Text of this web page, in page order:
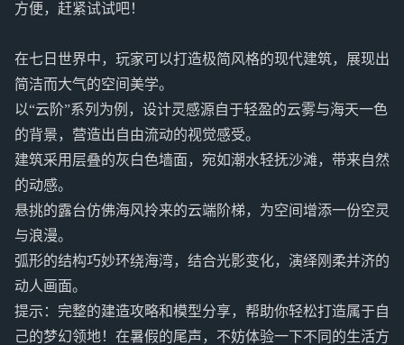
方便，赶紧试试吧！
在七日世界中，玩家可以打造极简风格的现代建筑，展现出
简洁而大气的空间美学。
以“云阶”系列为例，设计灵感源自于轻盈的云雾与海天一色
的背景，营造出自由流动的视觉感受。
建筑采用层叠的灰白色墙面，宛如潮水轻抚沙滩，带来自然
的动感。
悬挑的露台仿佛海风拎来的云端阶梯，为空间增添一份空灵
与浪漫。
弧形的结构巧妙环绕海湾，结合光影变化，演绎刚柔并济的
动人画面。
提示：完整的建造攻略和模型分享，帮助你轻松打造属于自
己的梦幻领地！在暑假的尾声，不妨体验一下不同的生活方